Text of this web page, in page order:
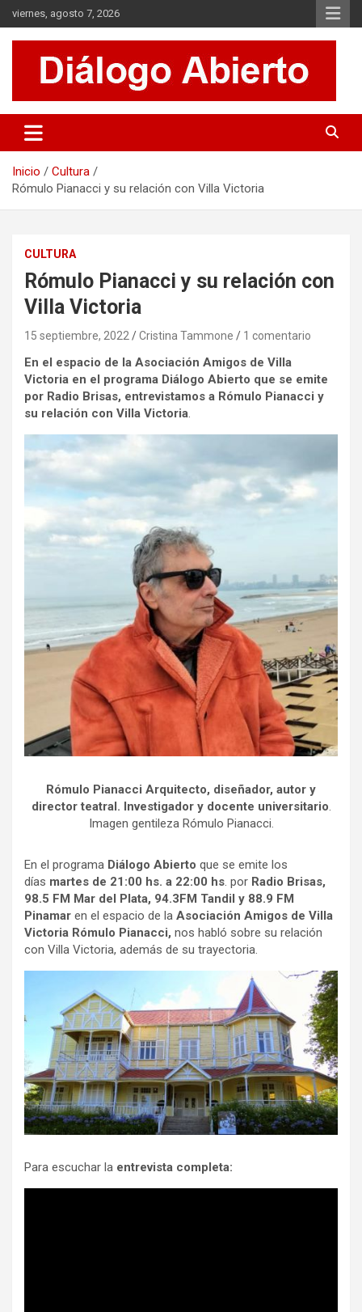
Saltar
al
contenido
viernes, agosto 7, 2026
Diálogo Abierto
Se tratan diversos temas de actualidad buscando hacer un
aporte a la sociedad, brindando información relevante de lo que
Inicio
Cultura
Rómulo Pianacci y su relación con Villa Victoria
CULTURA
Rómulo Pianacci y su relación con
Villa Victoria
15 septiembre, 2022 Cristina Tammone 1 comentario
En el espacio de la Asociación Amigos de Villa
Victoria en el programa Diálogo Abierto que se emite
por Radio Brisas, entrevistamos a Rómulo Pianacci y
su relación con Villa Victoria.
Rómulo Pianacci Arquitecto, diseñador, autor y
director teatral. Investigador y docente universitario.
Imagen gentileza Rómulo Pianacci.
En el programa Diálogo Abierto que se emite los
días martes de 21:00 hs. a 22:00 hs. por Radio Brisas,
98.5 FM Mar del Plata, 94.3FM Tandil y 88.9 FM
Pinamar en el espacio de la Asociación Amigos de Villa
Victoria Rómulo Pianacci, nos habló sobre su relación
con Villa Victoria, además de su trayectoria.
Para escuchar la entrevista completa: